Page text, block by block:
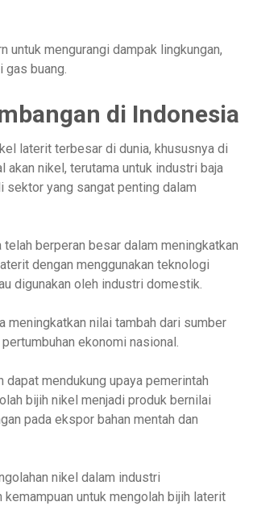
untuk mengurangi dampak lingkungan,
gas buang.
di Indonesia
laterit terbesar di dunia, khususnya di
nikel, terutama untuk industri baja
sektor yang sangat penting dalam
berperan besar dalam meningkatkan
dengan menggunakan teknologi
digunakan oleh industri domestik.
meningkatkan nilai tambah dari sumber
ekonomi nasional.
mendukung upaya pemerintah
bijih nikel menjadi produk bernilai
pada ekspor bahan mentah dan
nikel dalam industri
untuk mengolah bijih laterit